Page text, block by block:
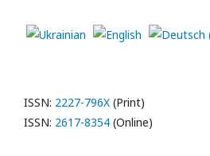
ISSN: 2227-796X (Print)
ISSN: 2617-8354 (Online)